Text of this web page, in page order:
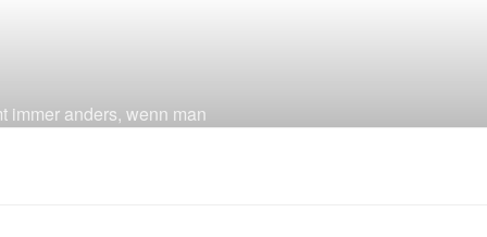
immer anders, wenn man